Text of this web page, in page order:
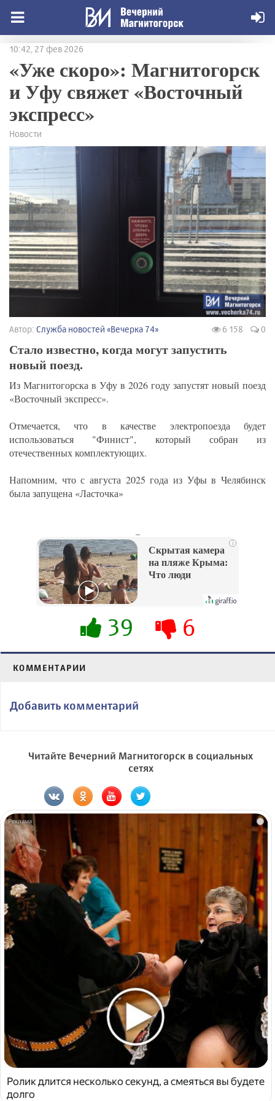
10:42, 27 фев 2026
«Уже скоро»: Магнитогорск
и Уфу свяжет «Восточный
экспресс»
Новости
Автор: Служба новостей «Вечерка 74» 6 158 0
Стало известно, когда могут запустить
новый поезд.
Из Магнитогорска в Уфу в 2026 году запустят новый поезд
«Восточный экспресс».
Отмечается, что в качестве электропоезда будет
использоваться "Финист", который собран из
отечественных комплектующих.
Напомним, что с августа 2025 года из Уфы в Челябинск
была запущена «Ласточка»
i
Скрытая камера
на пляже Крыма:
Что люди
их не видят...
39 6
КОММЕНТАРИИ
Добавить комментарий
Читайте Вечерний Магнитогорск в социальных
сетях
i
Ролик длится несколько секунд, а смеяться вы будете
долго